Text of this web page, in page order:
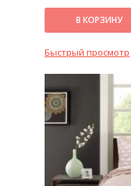
В КОРЗИНУ
Быстрый просмотр